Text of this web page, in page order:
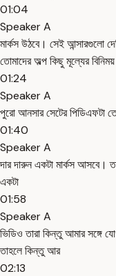
01:04
Speaker A
মার্কস উঠবে। সেই আন্সারগুলো
তোমাদের অল্প কিছু মূল্যের বিনিময়
01:24
Speaker A
পুরো আনসার সেটের পিডিএফটা
01:40
Speaker A
দার দারুন একটা মার্কস আসবে।
একটা
01:58
Speaker A
ভিডিও তারা কিন্তু আমার সঙ্গে
তাহলে কিন্তু আর
02:13